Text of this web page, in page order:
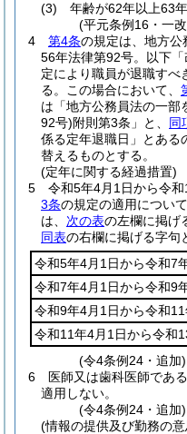
(3)
年齢が62年以上63
(平元条例16・一
4
第4条の規定は、地方公
56年法律第92号。以下
定により職員が退職すべ
る。
この場合において、
は「地方公務員法の一部
92号)附則第3条」と、 同
係る定年退職日」とある
替えるものとする。
(定年に関する経過措置)
5
令和5年4月1日から令
3条の規定の適用について
は、 次の表の左欄に掲げ
同表の右欄に掲げる字句
令和5年4月1日から令和7
令和7年4月1日から令和9
令和9年4月1日から令和
令和11年4月1日から令和
(令4条例24・追加)
6
医師又は歯科医師であ
適用しない。
(令4条例24・追加)
(情報の提供及び勤務の